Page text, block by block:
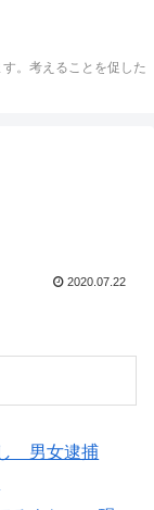
。考えることを促した
2020.07.22
男女逮捕